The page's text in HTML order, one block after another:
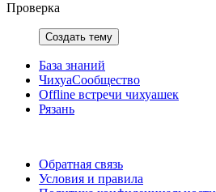
Проверка
Создать тему
База знаний
ЧихуаСообщество
Offline встречи чихуашек
Рязань
Обратная связь
Условия и правила